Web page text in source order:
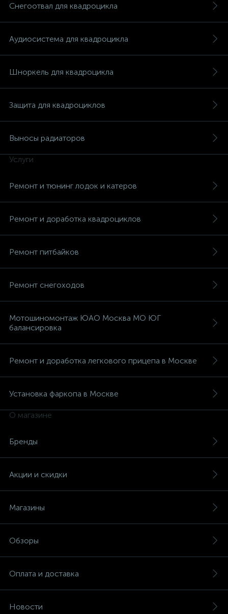
Снегоотвал для квадроцикла
Аудиосистема для квадроцикла
Шноркель для квадроцикла
Защита для квадроциклов
Выносы радиаторов
Услуги
Ремонт и тюнинг лодок и катеров
Ремонт и доработка квадроциклов
Ремонт питбайков
Ремонт снегоходов
Мотошиномонтаж ЮАО Москва МО ЮГ
балансировка
Ремонт и доработка легкового прицепа в Москве
Установка фаркопа в Москве
О магазине
Бренды
Акции и скидки
Магазины
Обзоры
Оплата и доставка
Новости